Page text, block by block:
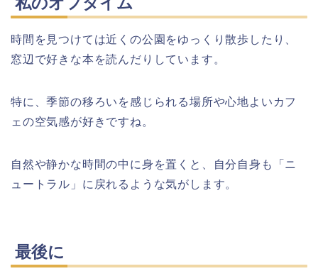
時間を見つけては近くの公園をゆっくり散歩したり、
窓辺で好きな本を読んだりしています。
特に、季節の移ろいを感じられる場所や心地よいカフ
ェの空気感が好きですね。
自然や静かな時間の中に身を置くと、自分自身も「ニ
ュートラル」に戻れるような気がします。
最後に